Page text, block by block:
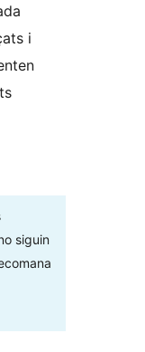
i
siguin